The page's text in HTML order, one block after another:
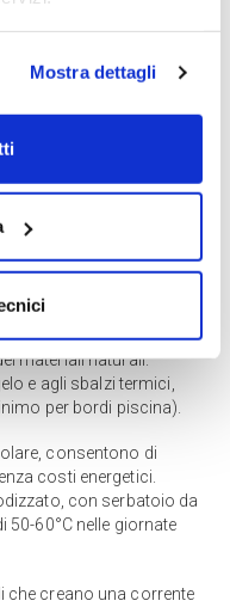
Mostra dettagli
sicurezza secondo la
a barre e a bolle,
e durata nel tempo. I
a sfioro, le scale a
mantengono
e si integrano con
pietra o marmo
materiali naturali.
e agli sbalzi termici,
per bordi piscina).
consentono di
costi energetici.
con serbatoio da
50-60°C nelle giornate
che creano una corrente